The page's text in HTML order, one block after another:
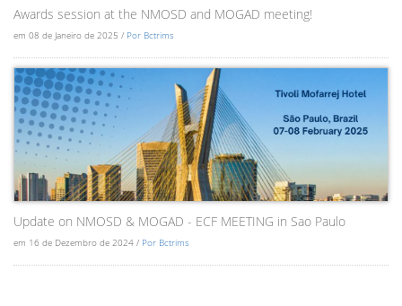
Awards session at the NMOSD and MOGAD meeting!
em 08 de Janeiro de 2025 / Por Bctrims
Update on NMOSD & MOGAD - ECF MEETING in Sao Paulo
em 16 de Dezembro de 2024 / Por Bctrims